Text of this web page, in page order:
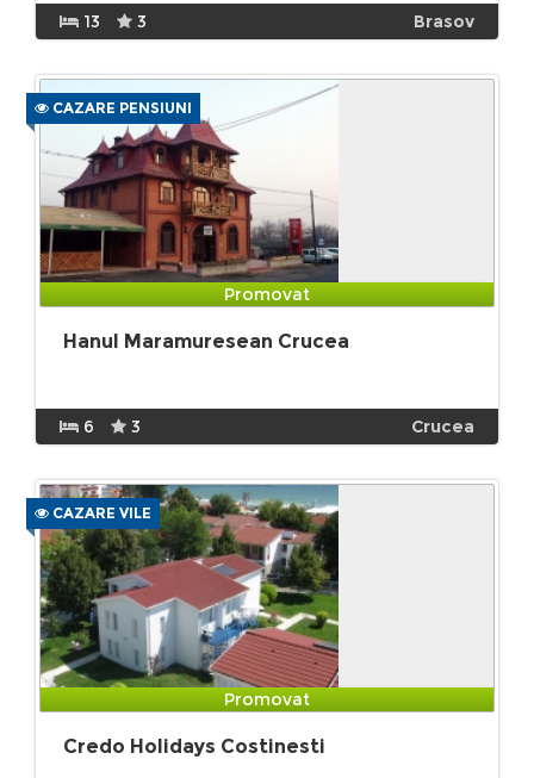
13 3 Brasov
CAZARE PENSIUNI
Promovat
Hanul Maramuresean Crucea
6 3 Crucea
CAZARE VILE
Promovat
Credo Holidays Costinesti